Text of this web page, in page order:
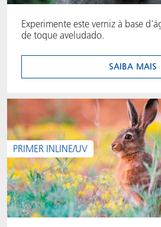
Experimente este verniz à base
de toque aveludado.
SAIBA MAIS
PRIMER INLINE/UV